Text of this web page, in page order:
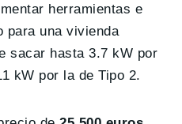
herramientas e
para una vivienda
sacar hasta 3.7 kW por
kW por la de Tipo 2.